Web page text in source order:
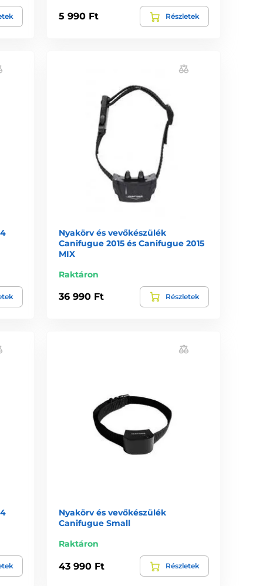
5 990 Ft Részletek
Nyakörv és vevőkészülék
Canifugue 2015 és Canifugue 2015
MIX
Raktáron
36 990 Ft Részletek
Nyakörv és vevőkészülék
Canifugue Small
Raktáron
43 990 Ft Részletek